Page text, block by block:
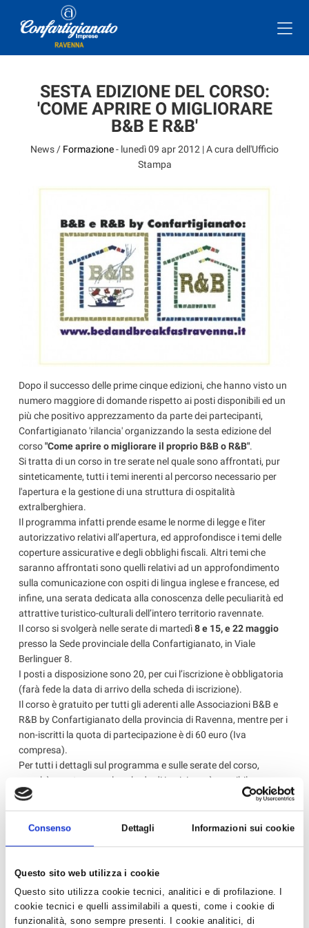
Consenso Dettagli Informazioni sui cookie
Questo sito web utilizza i cookie
Questo sito utilizza cookie tecnici, analitici e di profilazione. I
cookie tecnici e quelli assimilabili a questi, come i cookie di
funzionalità, sono sempre presenti. I cookie analitici, di
SESTA EDIZIONE DEL CORSO:
'COME APRIRE O MIGLIORARE
B&B E R&B'
News / Formazione- lunedì 09 apr 2012 | A cura dell'Ufficio
Stampa
Dopo il successo delle prime cinque edizioni, che hanno visto un
numero maggiore di domande rispetto ai posti disponibili ed un
più che positivo apprezzamento da parte dei partecipanti,
Confartigianato 'rilancia' organizzando la sesta edizione del
corso"Come aprire o migliorare il proprio B&B o R&B".
Si tratta di un corso in tre serate nel quale sono affrontati, pur
sinteticamente, tutti i temi inerenti al percorso necessario per
l'apertura e la gestione di una struttura di ospitalità
extralberghiera.
Il programma infatti prende esame le norme di legge e l'iter
autorizzativo relativi all’apertura, ed approfondisce i temi delle
coperture assicurative e degli obblighi fiscali. Altri temi che
saranno affrontati sono quelli relativi ad un approfondimento
sulla comunicazione con ospiti di lingua inglese e francese, ed
infine, una serata dedicata alla conoscenza delle peculiarità ed
attrattive turistico-culturali dell’intero territorio ravennate.
Il corso si svolgerà nelle serate di martedì8 e 15, e 22 maggio
presso la Sede provinciale della Confartigianato, in Viale
Berlinguer 8.
I posti a disposizione sono 20, per cui l’iscrizione è obbligatoria
(farà fede la data di arrivo della scheda di iscrizione).
Il corso è gratuito per tutti gli aderenti alle Associazioni B&B e
R&B by Confartigianato della provincia di Ravenna, mentre per i
non-iscritti la quota di partecipazione è di 60 euro (Iva
compresa).
Per tutti i dettagli sul programma e sulle serate del corso,
nonchè per stampare la scheda di iscrizione, è possibile
scaricare il file PDF dai siti internet
www.roomandbreakfastravenna.ite
www.bedandbreakfastravenna.it
Immagini